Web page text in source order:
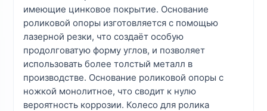
имеющие цинковое покрытие. Основание
роликовой опоры изготовляется с помощью
лазерной резки, что создаёт особую
продолговатую форму углов, и позволяет
использовать более толстый металл в
производстве. Основание роликовой опоры с
ножкой монолитное, что сводит к нулю
вероятность коррозии. Колесо для ролика